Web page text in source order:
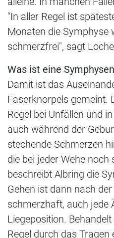
"In aller Regel ist
Monaten die Symphyse
schmerzfrei", sagt
Was ist eine
Damit ist das
Faserknorpels gemeint.
Regel bei Unfällen und
auch während der
stechende Schmerzen
die bei jeder Wehe
beschreibt Albring die
Gehen ist dann nach
schmerzhaft, auch jede
Liegeposition.
Regel durch das Tragen